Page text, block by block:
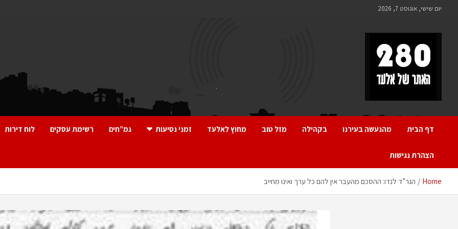
יום שישי, אוגוסט 7, 2026
280 – חדשות אלעד
דף הבית מהנעשה בעירנו בקהילה מזל טוב מחוץ לאלעד זמני נסיעות גמ”חים רשימת עסקים לוח דירות
הצהרת נגישות
Home הגר”ד לנדו: ההסכם מהעבר אין להם כל ערך ואינו מחייב